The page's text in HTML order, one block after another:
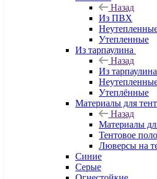
Назад
Из ПВХ
Утепленные
Из тарпаулина
Назад
Из тарпаулина
Утеплённые
Материалы для
Назад
Материалы
Тентовое
Люверсы на
Синие
Серые